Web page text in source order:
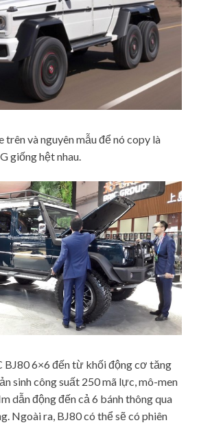
trên và nguyên mẫu để nó copy là
giống hệt nhau.
BJ80 6×6 đến từ khối động cơ tăng
sinh công suất 250 mã lực, mô-men
dẫn động đến cả 6 bánh thông qua
Ngoài ra, BJ80 có thể sẽ có phiên